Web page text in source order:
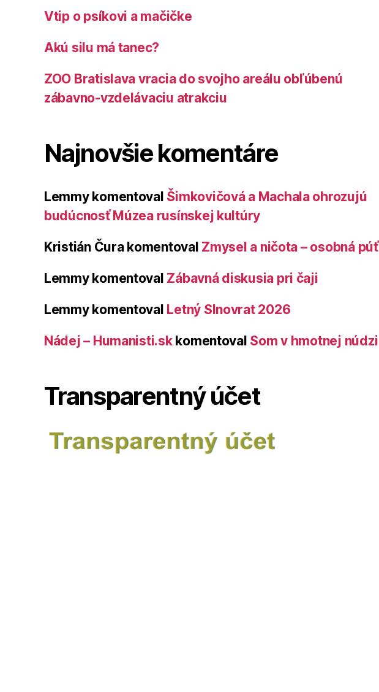
Vtip o psíkovi a mačičke
Akú silu má tanec?
ZOO Bratislava vracia do svojho areálu obľúbenú
zábavno-vzdelávaciu atrakciu
Najnovšie komentáre
Lemmykomentoval Šimkovičová a Machala ohrozujú
budúcnosť Múzea rusínskej kultúry
Kristián Čurakomentoval Zmysel a ničota – osobná púť
Lemmykomentoval Zábavná diskusia pri čaji
Lemmykomentoval Letný Slnovrat 2026
Nádej – Humanisti.skkomentoval Som v hmotnej núdzi
Transparentný účet